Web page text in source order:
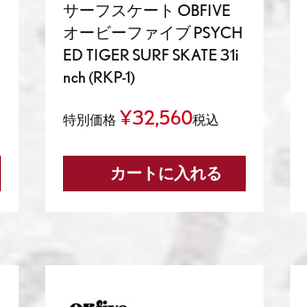
サーフスケート OBFIVE
オービーファイブ PSYCH
ED TIGER SURF SKATE 31i
nch (RKP-1)
特別価格 ¥32,560税込
カートに入れる